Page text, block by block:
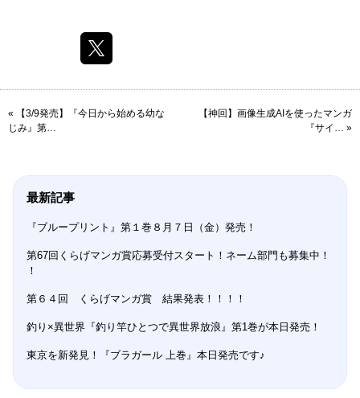
«
【3/9発売】『今日から始める幼な
じみ』第…
【神回】画像生成AIを使ったマンガ
『サイ… »
最新記事
『ブループリント』第１巻８月７日（金）発売！
第67回くらげマンガ賞応募受付スタート！ネーム部門も募集中！
！
第６４回 くらげマンガ賞 結果発表！！！！
釣り×異世界『釣り竿ひとつで異世界放浪』第1巻が本日発売！
東京を新発見！『ブラガール 上巻』本日発売です♪